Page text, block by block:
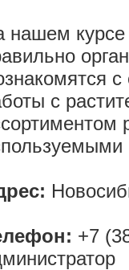
нашем курсе
с
+7